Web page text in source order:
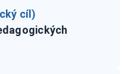
cíl)